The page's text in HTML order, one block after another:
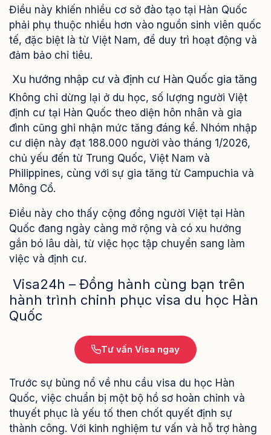
Điều này khiến nhiều cơ sở đào tạo tại Hàn Quốc
phải phụ thuộc nhiều hơn vào nguồn sinh viên quốc
tế, đặc biệt là từ Việt Nam, để duy trì hoạt động và
đảm bảo chỉ tiêu.
Xu hướng nhập cư và định cư Hàn Quốc gia tăng
Không chỉ dừng lại ở du học, số lượng người Việt
định cư tại Hàn Quốc theo diện hôn nhân và gia
đình cũng ghi nhận mức tăng đáng kể. Nhóm nhập
cư diện này đạt 188.000 người vào tháng 1/2026,
chủ yếu đến từ Trung Quốc, Việt Nam và
Philippines, cùng với sự gia tăng từ Campuchia và
Mông Cổ.
Điều này cho thấy cộng đồng người Việt tại Hàn
Quốc đang ngày càng mở rộng và có xu hướng
gắn bó lâu dài, từ việc học tập chuyển sang làm
việc và định cư.
Visa24h – Đồng hành cùng bạn trên
hành trình chinh phục visa du học Hàn
Quốc
Tư vấn Visa ngay
Trước sự bùng nổ về nhu cầu visa du học Hàn
Quốc, việc chuẩn bị một bộ hồ sơ hoàn chỉnh và
thuyết phục là yếu tố then chốt quyết định sự
thành công. Với kinh nghiệm tư vấn và hỗ trợ hàng